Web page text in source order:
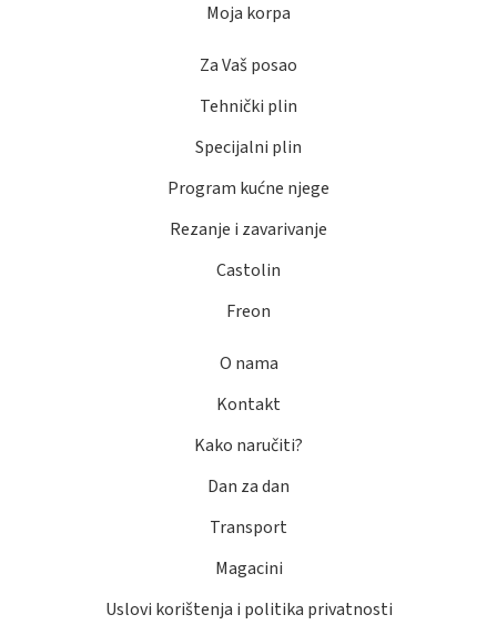
Moja korpa
Za Vaš posao
Tehnički plin
Specijalni plin
Program kućne njege
Rezanje i zavarivanje
Castolin
Freon
O nama
Kontakt
Kako naručiti?
Dan za dan
Transport
Magacini
Uslovi korištenja i politika privatnosti